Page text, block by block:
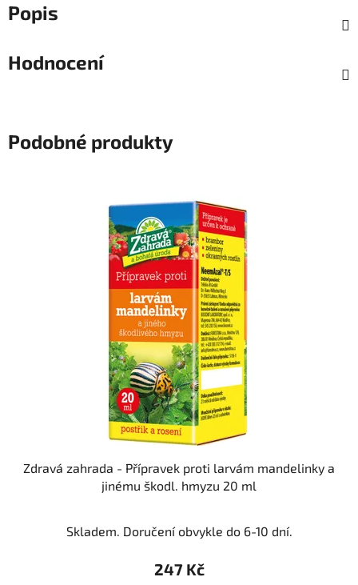
Popis
Hodnocení
Podobné produkty
Zdravá zahrada - Přípravek proti larvám mandelinky a
jinému škodl. hmyzu 20 ml
Skladem. Doručení obvykle do 6-10 dní.
247 Kč